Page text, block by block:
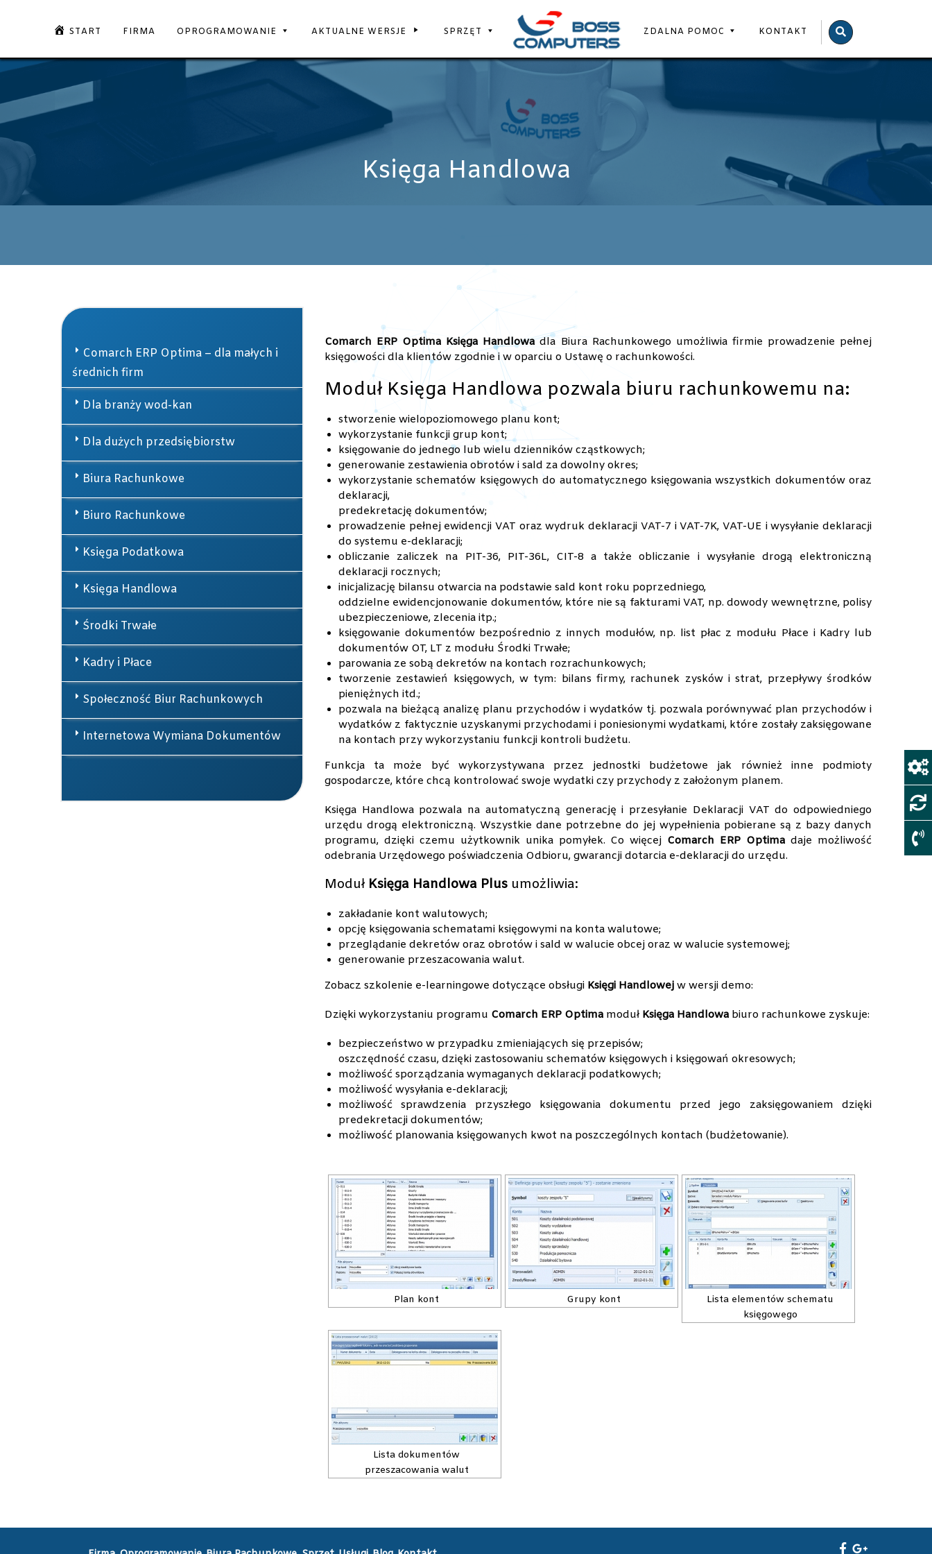
START FIRMA OPROGRAMOWANIE AKTUALNE WERSJE SPRZĘT
COMPUTERS
ZDALNA POMOC KONTAKT
Księga Handlowa
Comarch ERP Optima – dla małych i
średnich firm
Dla branży wod-kan
Dla dużych przedsiębiorstw
Biura Rachunkowe
Biuro Rachunkowe
Księga Podatkowa
Księga Handlowa
Środki Trwałe
Kadry i Płace
Społeczność Biur Rachunkowych
Internetowa Wymiana Dokumentów
Comarch ERP Optima Księga Handlowadla Biura Rachunkowego umożliwia firmie prowadzenie pełnej
księgowości dla klientów zgodnie i w oparciu o Ustawę o rachunkowości.
Moduł Księga Handlowa pozwala biuru rachunkowemu na:
stworzenie wielopoziomowego planu kont;
wykorzystanie funkcji grup kont;
księgowanie do jednego lub wielu dzienników cząstkowych;
generowanie zestawienia obrotów i sald za dowolny okres;
wykorzystanie schematów księgowych do automatycznego księgowania wszystkich dokumentów oraz
deklaracji,
predekretację dokumentów;
prowadzenie pełnej ewidencji VAT oraz wydruk deklaracji VAT-7 i VAT-7K, VAT-UE i wysyłanie deklaracji
do systemu e-deklaracji;
obliczanie zaliczek na PIT-36, PIT-36L, CIT-8 a także obliczanie i wysyłanie drogą elektroniczną
deklaracji rocznych;
inicjalizację bilansu otwarcia na podstawie sald kont roku poprzedniego,
oddzielne ewidencjonowanie dokumentów, które nie są fakturami VAT, np. dowody wewnętrzne, polisy
ubezpieczeniowe, zlecenia itp.;
księgowanie dokumentów bezpośrednio z innych modułów, np. list płac z modułu Płace i Kadry lub
dokumentów OT, LT z modułu Środki Trwałe;
parowania ze sobą dekretów na kontach rozrachunkowych;
tworzenie zestawień księgowych, w tym: bilans firmy, rachunek zysków i strat, przepływy środków
pieniężnych itd.;
pozwala na bieżącą analizę planu przychodów i wydatków tj. pozwala porównywać plan przychodów i
wydatków z faktycznie uzyskanymi przychodami i poniesionymi wydatkami, które zostały zaksięgowane
na kontach przy wykorzystaniu funkcji kontroli budżetu.
Funkcja ta może być wykorzystywana przez jednostki budżetowe jak również inne podmioty
gospodarcze, które chcą kontrolować swoje wydatki czy przychody z założonym planem.
Księga Handlowa pozwala na automatyczną generację i przesyłanie Deklaracji VAT do odpowiedniego
urzędu drogą elektroniczną. Wszystkie dane potrzebne do jej wypełnienia pobierane są z bazy danych
programu, dzięki czemu użytkownik unika pomyłek. Co więcej Comarch ERP Optima daje możliwość
odebrania Urzędowego poświadczenia Odbioru, gwarancji dotarcia e-deklaracji do urzędu.
Moduł Księga Handlowa Plus umożliwia:
zakładanie kont walutowych;
opcję księgowania schematami księgowymi na konta walutowe;
przeglądanie dekretów oraz obrotów i sald w walucie obcej oraz w walucie systemowej;
generowanie przeszacowania walut.
Zobacz szkolenie e-learningowe dotyczące obsługi Księgi Handlowej w wersji demo:
Dzięki wykorzystaniu programu Comarch ERP Optima moduł Księga Handlowa biuro rachunkowe zyskuje:
bezpieczeństwo w przypadku zmieniających się przepisów;
oszczędność czasu, dzięki zastosowaniu schematów księgowych i księgowań okresowych;
możliwość sporządzania wymaganych deklaracji podatkowych;
możliwość wysyłania e-deklaracji;
możliwość sprawdzenia przyszłego księgowania dokumentu przed jego zaksięgowaniem dzięki
predekretacji dokumentów;
możliwość planowania księgowanych kwot na poszczególnych kontach (budżetowanie).
Plan kont Grupy kont
Lista elementów schematu
księgowego
Lista dokumentów
przeszacowania walut